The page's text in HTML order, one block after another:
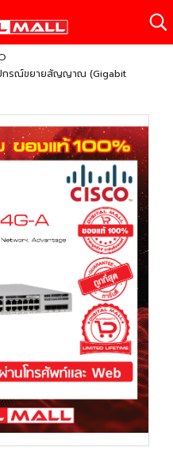
รณ์ขยายสัญญาณ (Gigabit